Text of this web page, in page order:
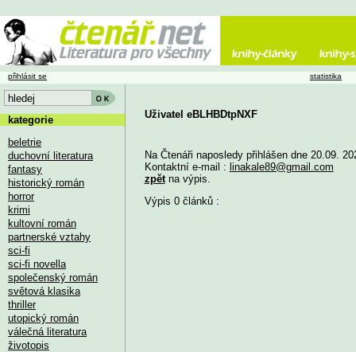
Uživatel eBLHBDtpNXF
Na Čtenáři naposledy přihlášen dne 20.09.
Kontaktní e-mail : linakale89@gmail.com
zpětna výpis.
Výpis 0 článků :
přihlásit se statistika
kategorie
beletrie
duchovní literatura
fantasy
historický román
horror
krimi
kultovní román
partnerské vztahy
sci-fi
sci-fi novella
společenský román
světová klasika
thriller
utopický román
válečná literatura
životopis